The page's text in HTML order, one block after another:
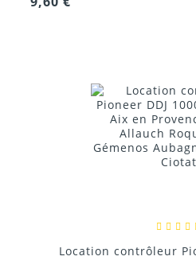
Location contrôleur